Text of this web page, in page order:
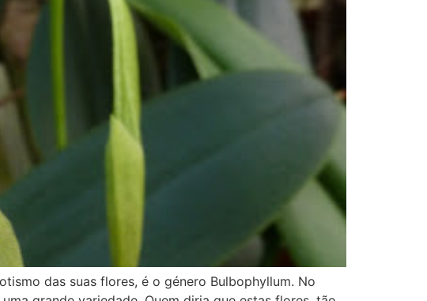
das suas flores, é o género Bulbophyllum. No